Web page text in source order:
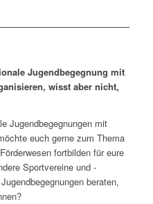
Jugendbegegnung mit
wisst aber nicht,
Jugendbegegnungen mit
euch gerne zum Thema
fortbilden für eure
Sportvereine und -
beraten,